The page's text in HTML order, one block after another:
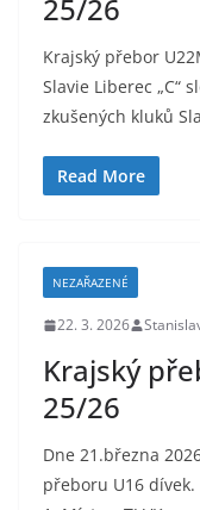
25/26
Krajský přebor
Slavie Liberec „C“
zkušených kluků
Read More
NEZAŘAZENÉ
22. 3. 2026
Krajský
25/26
Dne 21.března
přeboru U16